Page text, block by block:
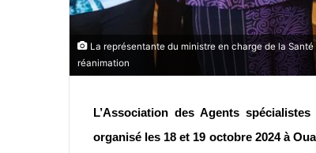
l
La représentante du ministre en charge de la
réanimation
L’Association des Agents spécialistes
organisé les 18 et 19 octobre 2024 à